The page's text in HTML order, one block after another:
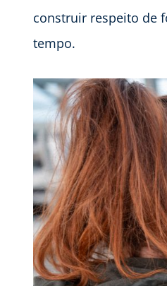
construir respeito de
tempo.